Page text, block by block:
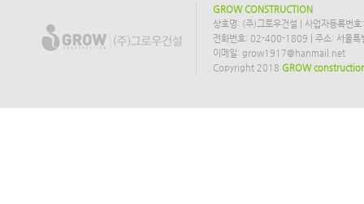
GROW CONSTRUCTION
상호명: (주)그로우건설 | 사업자등록
전화번호: 02-400-1809 | 주소: 서울특
이메일: grow1917@hanmail.net
Copyright 2018 GROW